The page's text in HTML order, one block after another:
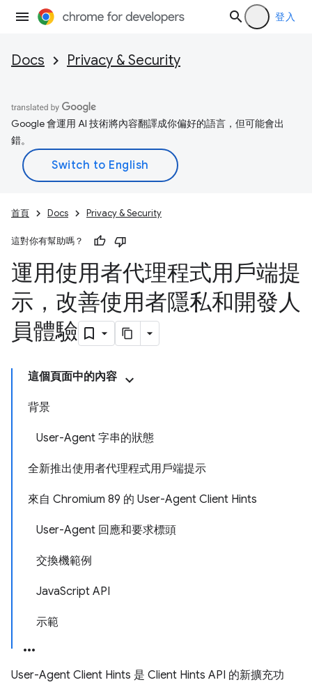
登入
Docs Privacy & Security
Google 會運用 AI 技術將內容翻譯成你偏好的語言，但可能會出
錯。
首頁 Docs Privacy & Security
這對你有幫助嗎？
運用使用者代理程式用戶端提
示，改善使用者隱私和開發人
員體驗
這個頁面中的內容
背景
User-Agent 字串的狀態
全新推出使用者代理程式用戶端提示
來自 Chromium 89 的 User-Agent Client Hints
User-Agent 回應和要求標頭
交換機範例
JavaScript API
示範
User-Agent Client Hints 是 Client Hints API 的新擴充功